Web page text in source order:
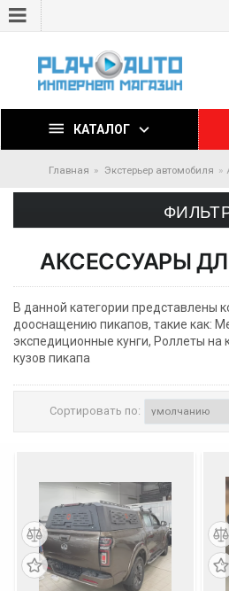
КАТАЛОГ
Главная Экстерьер автомобиля
АКСЕССУАРЫ
В данной категории представлены
дооснащению пикапов, такие как:
экспедиционные кунги, Роллеты на
кузов пикапа
Сортировать по: